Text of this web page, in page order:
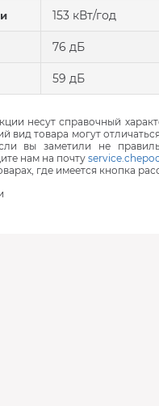
153 кВт/год
76 дБ
59 дБ
несут справочный
вид товара могут
вы заметили не
нам на почту
где имеется кнопка